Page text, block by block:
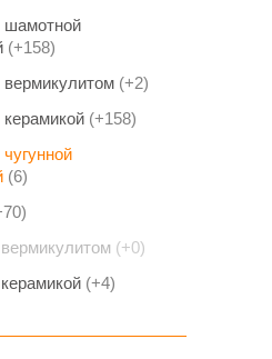
шамотной
(+158)
(+2)
(+158)
(6)
(+0)
(+4)